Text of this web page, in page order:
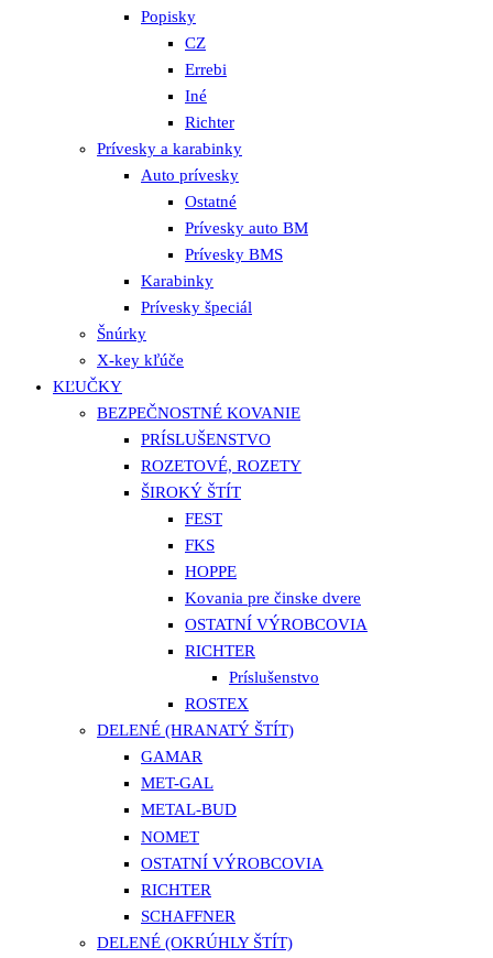
Popisky
CZ
Errebi
Iné
Richter
Prívesky a karabinky
Auto prívesky
Ostatné
Prívesky auto BM
Prívesky BMS
Karabinky
Prívesky špeciál
Šnúrky
X-key kľúče
KĽUČKY
BEZPEČNOSTNÉ KOVANIE
PRÍSLUŠENSTVO
ROZETOVÉ, ROZETY
ŠIROKÝ ŠTÍT
FEST
FKS
HOPPE
Kovania pre činske dvere
OSTATNÍ VÝROBCOVIA
RICHTER
Príslušenstvo
ROSTEX
DELENÉ (HRANATÝ ŠTÍT)
GAMAR
MET-GAL
METAL-BUD
NOMET
OSTATNÍ VÝROBCOVIA
RICHTER
SCHAFFNER
DELENÉ (OKRÚHLY ŠTÍT)